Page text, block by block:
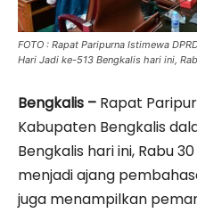
FOTO : Rapat Paripurna Istimewa
Hari Jadi ke-513 Bengkalis hari ini,
Bengkalis – Rapat
Kabupaten Bengkalis
Bengkalis hari ini, Rabu
menjadi ajang
juga menampilkan